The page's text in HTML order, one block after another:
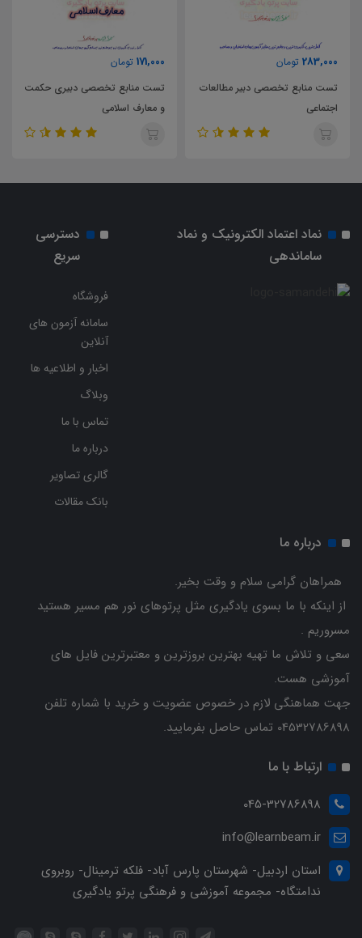
283,000 تومان
تست منابع تخصصی دبیر مطالعات
اجتماعی
171,000 تومان
تست منابع تخصصی دبیری حکمت
و معارف اسلامی
نماد اعتماد الکترونیک و نماد
ساماندهی
دسترسی
سریع
فروشگاه
سامانه آزمون های
آنلاین
اخبار و اطلاعیه ها
وبلاگ
تماس با ما
درباره ما
گالری تصاویر
بانک مقالات
درباره ما
همراهان گرامی سلام و وقت بخیر.
از اینکه با ما بسوی یادگیری مثل پرتوهای نور هم مسیر هستید
مسروریم .
سعی و تلاش ما تهیه بهترین بروزترین و معتبرترین فایل های
آموزشی هست.
جهت هماهنگی لازم در خصوص عضویت و خرید با شماره تلفن
04532786898 تماس حاصل بفرمایید.
ارتباط با ما
045-32786898
info@learnbeam.ir
استان اردبیل- شهرستان پارس آباد- فلکه ترمینال- روبروی
ندامتگاه- مجموعه آموزشی و فرهنگی پرتو یادگیری